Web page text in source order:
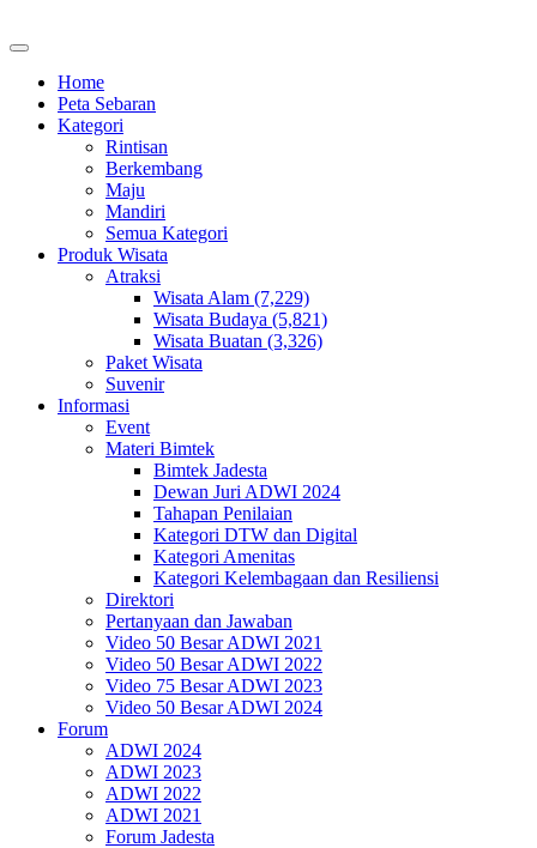
Home
Peta Sebaran
Kategori
Rintisan
Berkembang
Maju
Mandiri
Semua Kategori
Produk Wisata
Atraksi
Wisata Alam (7,229)
Wisata Budaya (5,821)
Wisata Buatan (3,326)
Paket Wisata
Suvenir
Informasi
Event
Materi Bimtek
Bimtek Jadesta
Dewan Juri ADWI 2024
Tahapan Penilaian
Kategori DTW dan Digital
Kategori Amenitas
Kategori Kelembagaan dan Resiliensi
Direktori
Pertanyaan dan Jawaban
Video 50 Besar ADWI 2021
Video 50 Besar ADWI 2022
Video 75 Besar ADWI 2023
Video 50 Besar ADWI 2024
Forum
ADWI 2024
ADWI 2023
ADWI 2022
ADWI 2021
Forum Jadesta